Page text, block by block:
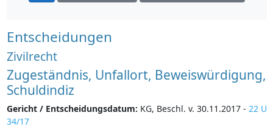
Entscheidungen
Zivilrecht
Zugeständnis, Unfallort, Beweiswürdigung,
Schuldindiz
Gericht / Entscheidungsdatum: KG, Beschl. v. 30.11.2017 - 22 U
34/17